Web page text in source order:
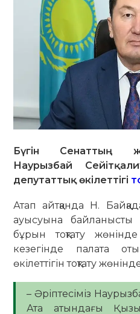
Бүгін Сенаттың
Наурызбай
депутаттық өкілеттігі
Атап айтқанда Н.
ауысуына байланысты
бұрын тоқтату
кезегінде палата
өкілеттігін тоқтату
– Әріптесіміз
Ата атындағы